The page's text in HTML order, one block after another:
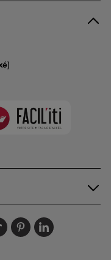
sursur
nous sur
nousnous
Suivez-